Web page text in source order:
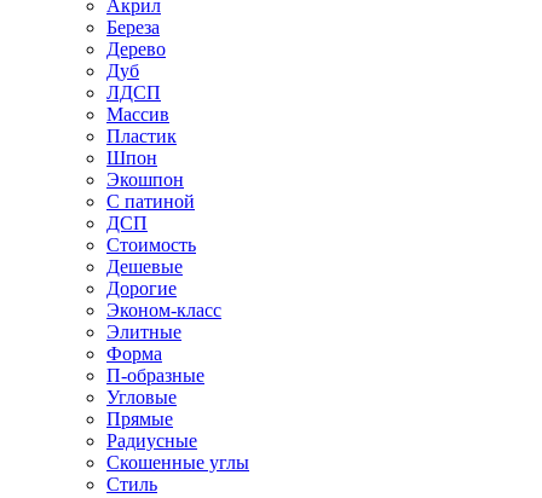
Акрил
Береза
Дерево
Дуб
ЛДСП
Массив
Пластик
Шпон
Экошпон
С патиной
ДСП
Стоимость
Дешевые
Дорогие
Эконом-класс
Элитные
Форма
П-образные
Угловые
Прямые
Радиусные
Скошенные углы
Стиль